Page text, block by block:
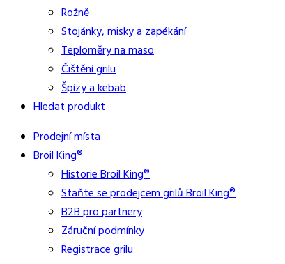
Rožně
Stojánky, misky a zapékání
Teploměry na maso
Čištění grilu
Špízy a kebab
Hledat produkt
Prodejní místa
Broil King®
Historie Broil King®
Staňte se prodejcem grilů Broil King®
B2B pro partnery
Záruční podmínky
Registrace grilu